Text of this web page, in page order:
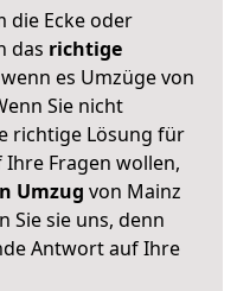
die Ecke oder
das richtige
es Umzüge von
Sie nicht
richtige Lösung für
Ihre Fragen wollen,
Umzug von Mainz
Sie sie uns, denn
Antwort auf Ihre